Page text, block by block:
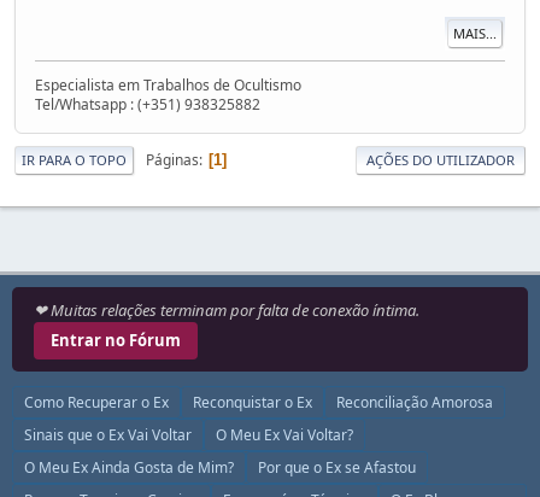
MAIS...
Especialista em Trabalhos de Ocultismo
Tel/Whatsapp : (+351) 938325882
IR PARA O TOPO Páginas 1 AÇÕES DO UTILIZADOR
❤ Muitas relações terminam por falta de conexão íntima.
Entrar no Fórum
Como Recuperar o Ex Reconquistar o Ex
Reconciliação Amorosa
Sinais que o Ex Vai Voltar
O Meu Ex Vai Voltar?
O Meu Ex Ainda Gosta de Mim?
Por que o Ex se Afastou